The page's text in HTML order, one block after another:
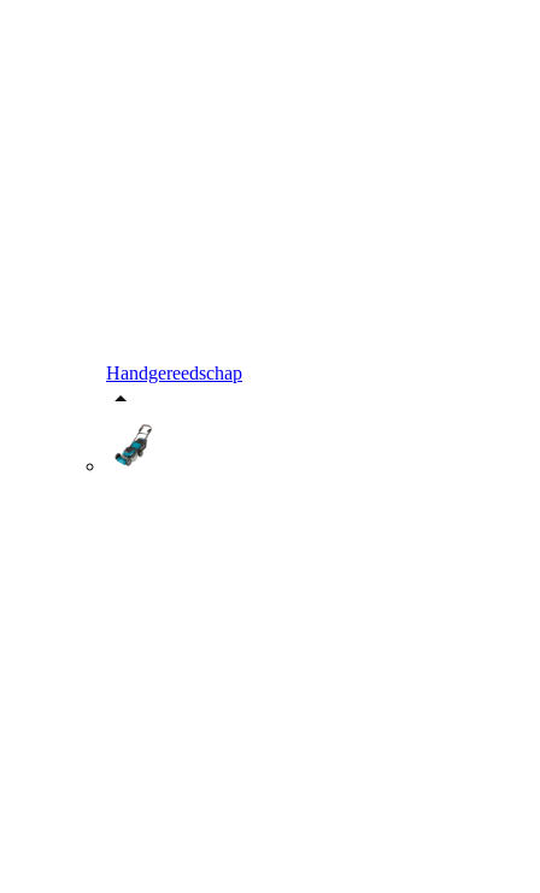
Handgereedschap